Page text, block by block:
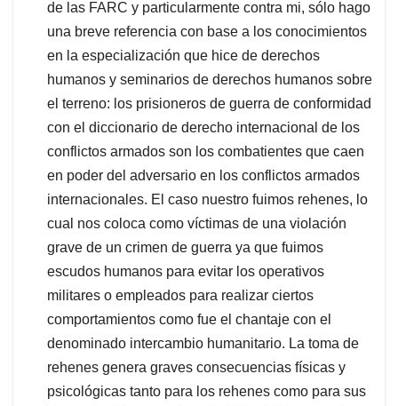
de las FARC y particularmente contra mi, sólo hago
una breve referencia con base a los conocimientos
en la especialización que hice de derechos
humanos y seminarios de derechos humanos sobre
el terreno: los prisioneros de guerra de conformidad
con el diccionario de derecho internacional de los
conflictos armados son los combatientes que caen
en poder del adversario en los conflictos armados
internacionales. El caso nuestro fuimos rehenes, lo
cual nos coloca como víctimas de una violación
grave de un crimen de guerra ya que fuimos
escudos humanos para evitar los operativos
militares o empleados para realizar ciertos
comportamientos como fue el chantaje con el
denominado intercambio humanitario. La toma de
rehenes genera graves consecuencias físicas y
psicológicas tanto para los rehenes como para sus